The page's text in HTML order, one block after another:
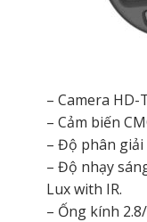
– Camera
– Cảm biến
– Độ phân giải
– Độ nhạy
Lux with IR.
– Ống kính